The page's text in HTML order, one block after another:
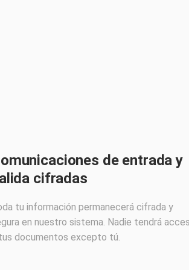
de entrada y
cifradas
tu información permanecerá cifrada y
en nuestro sistema. Nadie tendrá
documentos excepto tú.